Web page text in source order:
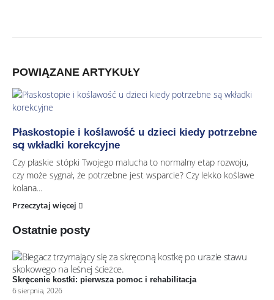
POWIĄZANE ARTYKUŁY
Płaskostopie i koślawość u dzieci kiedy potrzebne
są wkładki korekcyjne
Czy płaskie stópki Twojego malucha to normalny etap rozwoju,
czy może sygnał, że potrzebne jest wsparcie? Czy lekko koślawe
kolana...
Przeczytaj więcej
Ostatnie posty
Skręcenie kostki: pierwsza pomoc i rehabilitacja
6 sierpnia, 2026